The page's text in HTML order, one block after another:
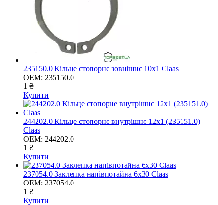
235150.0 Кільце стопорне зовнішнє 10х1 Claas
OEM: 235150.0
1 ₴
Купити
244202.0 Кільце стопорне внутрішнє 12х1 (235151.0)
Claas
OEM: 244202.0
1 ₴
Купити
237054.0 Заклепка напівпотайна 6х30 Claas
OEM: 237054.0
1 ₴
Купити